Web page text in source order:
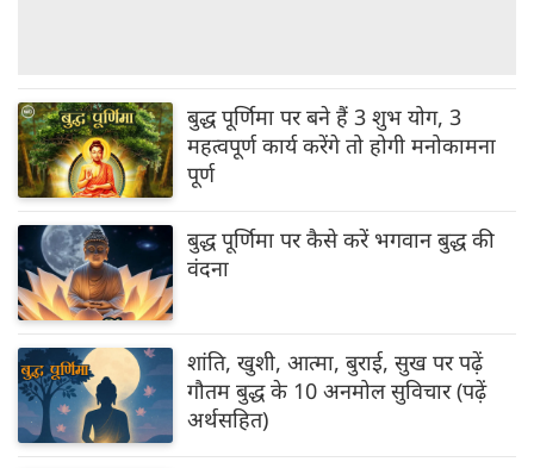
बुद्ध पूर्णिमा पर बने हैं 3 शुभ योग, 3
महत्वपूर्ण कार्य करेंगे तो होगी मनोकामना
पूर्ण
बुद्ध पूर्णिमा पर कैसे करें भगवान बुद्ध की
वंदना
शांति, खुशी, आत्मा, बुराई, सुख पर पढ़ें
गौतम बुद्ध के 10 अनमोल सुविचार (पढ़ें
अर्थसहित)